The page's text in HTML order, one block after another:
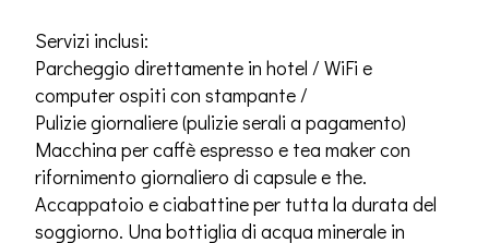
Servizi inclusi:
Parcheggio direttamente in hotel / WiFi e
computer ospiti con stampante /
Pulizie giornaliere (pulizie serali a pagamento)
Macchina per caffè espresso e tea maker con
rifornimento giornaliero di capsule e the.
Accappatoio e ciabattine per tutta la durata del
soggiorno. Una bottiglia di acqua minerale in